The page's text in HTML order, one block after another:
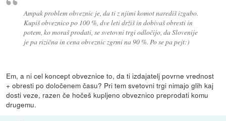
Ampak problem obveznic je, da ti z njimi komot narediš izgubo.
Kupiš obveznico po 100 %, dve leti držiš in dobivaš obresti in
potem, ko moraš prodati, se svetovni trgi odločijo, da Slovenije
je pa rizična in cena obveznic zgrmi na 90 %. Po se pa pejt:)
Em, a ni cel koncept obveznice to, da ti izdajatelj povrne vrednost
+ obresti po določenem času? Pri tem svetovni trgi nimajo glih kaj
dosti veze, razen če hočeš kupljeno obveznico preprodati komu
drugemu.